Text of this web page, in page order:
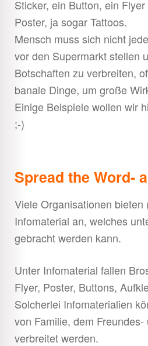
Do it yourself
Strukturen
Youth
Spread the
Downloads
Shop
Sticker, ein Button, ein
Poster, ja sogar Tattoos.
Mensch muss sich nicht
vor den Supermarkt stellen
Botschaften zu verbreiten,
banale Dinge, um große
Einige Beispiele wollen wir
;-)
Spread the Word-
Viele Organisationen bieten
Infomaterial an, welches
gebracht werden kann.
Unter Infomaterial fallen
Flyer, Poster, Buttons,
Solcherlei Infomaterialien
von Familie, dem
verbreitet werden.